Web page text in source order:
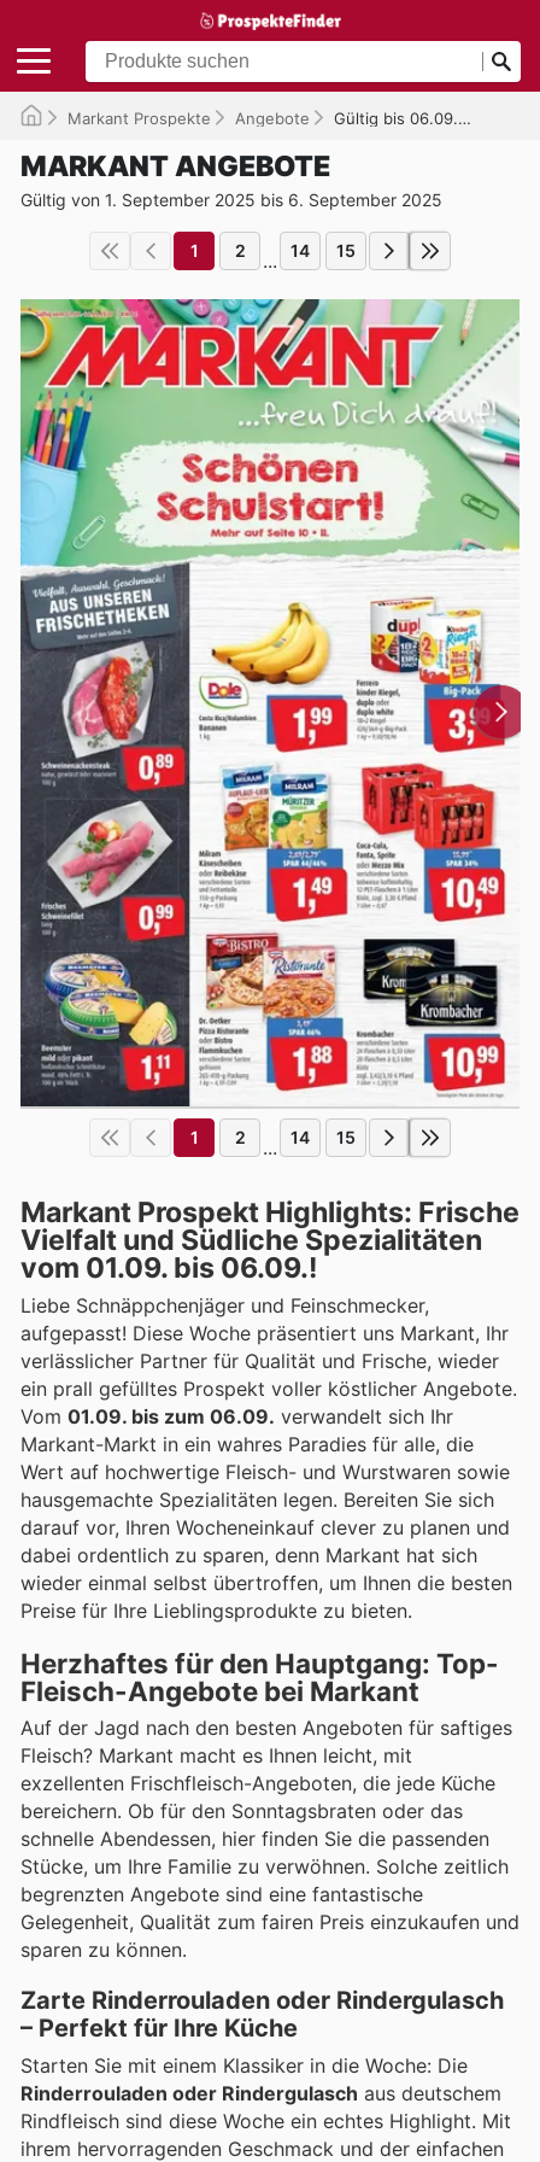
Markant Prospekte Angebote Gültig bis 06.09.2025
MARKANT ANGEBOTE
Gültig von 1. September 2025 bis 6. September 2025
1 2 ... 14 15
1 2 ... 14 15
Markant Prospekt Highlights: Frische
Vielfalt und Südliche Spezialitäten
vom 01.09. bis 06.09.!
Liebe Schnäppchenjäger und Feinschmecker,
aufgepasst! Diese Woche präsentiert uns Markant, Ihr
verlässlicher Partner für Qualität und Frische, wieder
ein prall gefülltes Prospekt voller köstlicher Angebote.
Vom 01.09. bis zum 06.09. verwandelt sich Ihr
Markant-Markt in ein wahres Paradies für alle, die
Wert auf hochwertige Fleisch- und Wurstwaren sowie
hausgemachte Spezialitäten legen. Bereiten Sie sich
darauf vor, Ihren Wocheneinkauf clever zu planen und
dabei ordentlich zu sparen, denn Markant hat sich
wieder einmal selbst übertroffen, um Ihnen die besten
Preise für Ihre Lieblingsprodukte zu bieten.
Herzhaftes für den Hauptgang: Top-
Fleisch-Angebote bei Markant
Auf der Jagd nach den besten Angeboten für saftiges
Fleisch? Markant macht es Ihnen leicht, mit
exzellenten Frischfleisch-Angeboten, die jede Küche
bereichern. Ob für den Sonntagsbraten oder das
schnelle Abendessen, hier finden Sie die passenden
Stücke, um Ihre Familie zu verwöhnen. Solche zeitlich
begrenzten Angebote sind eine fantastische
Gelegenheit, Qualität zum fairen Preis einzukaufen und
sparen zu können.
Zarte Rinderrouladen oder Rindergulasch
– Perfekt für Ihre Küche
Starten Sie mit einem Klassiker in die Woche: Die
Rinderrouladen oder Rindergulasch aus deutschem
Rindfleisch sind diese Woche ein echtes Highlight. Mit
ihrem hervorragenden Geschmack und der einfachen